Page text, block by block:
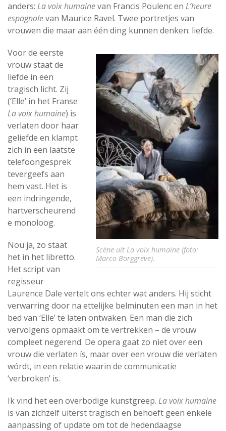
anders: La voix humainevan Francis Poulenc en L’heure
espagnolevan Maurice Ravel. Twee portretjes van
vrouwen die maar aan één ding kunnen denken: liefde.
Scène uit La voix humaine (foto:
Marco Borggreve).
Voor de eerste
vrouw staat de
liefde in een
tragisch licht. Zij
(‘Elle’ in het Franse
La voix humaine) is
verlaten door haar
geliefde en klampt
zich in een laatste
telefoongesprek
tevergeefs aan
hem vast. Het is
een indringende,
hartverscheurend
e monoloog.
Nou ja, zo staat
het in het libretto.
Het script van
regisseur
Laurence Dale vertelt ons echter wat anders. Hij sticht
verwarring door na ettelijke belminuten een man in het
bed van ‘Elle’ te laten ontwaken. Een man die zich
vervolgens opmaakt om te vertrekken – de vrouw
compleet negerend. De opera gaat zo niet over een
vrouw die verlaten ís, maar over een vrouw die verlaten
wórdt, in een relatie waarin de communicatie
‘verbroken’ is.
Ik vind het een overbodige kunstgreep. La voix humaine
is van zichzelf uiterst tragisch en behoeft geen enkele
aanpassing of update om tot de hedendaagse